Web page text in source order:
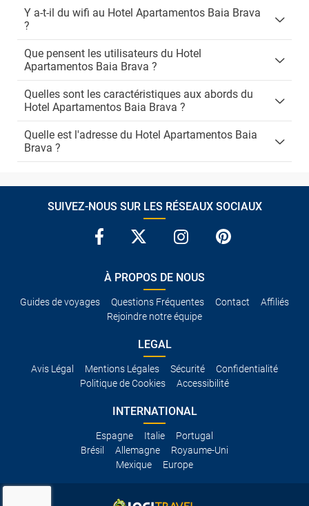
Y a-t-il du wifi au Hotel Apartamentos Baia Brava
?
Que pensent les utilisateurs du Hotel
Apartamentos Baia Brava ?
Quelles sont les caractéristiques aux abords du
Hotel Apartamentos Baia Brava ?
Quelle est l'adresse du Hotel Apartamentos Baia
Brava ?
SUIVEZ-NOUS SUR LES RÉSEAUX SOCIAUX
À PROPOS DE NOUS
Guides de voyages Questions Fréquentes Contact
Affiliés
Rejoindre notre équipe
LEGAL
Avis Légal Mentions Légales Sécurité
Confidentialité
Politique de Cookies
Accessibilité
INTERNATIONAL
Espagne Italie
Portugal
Brésil
Allemagne
Royaume-Uni
Mexique
Europe